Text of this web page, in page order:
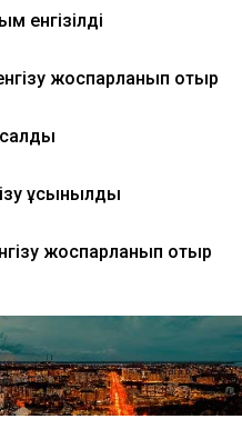
енгізілді
жоспарланып отыр
салды
ұсынылды
жоспарланып отыр